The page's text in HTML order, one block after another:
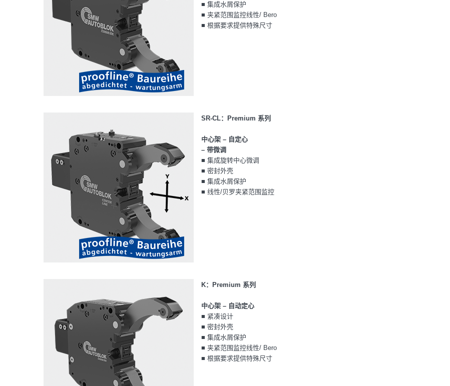
■ 集成水屑保护
■ 夹紧范围监控线性/ Bero
■ 根据要求提供特殊尺寸
SR-CL：Premium 系列
中心架 – 自定心
– 带微调
■ 集成旋转中心微调
■ 密封外壳
■ 集成水屑保护
■ 线性/贝罗夹紧范围监控
K：Premium 系列
中心架 – 自动定心
■ 紧凑设计
■ 密封外壳
■ 集成水屑保护
■ 夹紧范围监控线性/ Bero
■ 根据要求提供特殊尺寸